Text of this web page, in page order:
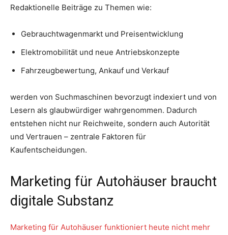
Redaktionelle Beiträge zu Themen wie:
Gebrauchtwagenmarkt und Preisentwicklung
Elektromobilität und neue Antriebskonzepte
Fahrzeugbewertung, Ankauf und Verkauf
werden von Suchmaschinen bevorzugt indexiert und von
Lesern als glaubwürdiger wahrgenommen. Dadurch
entstehen nicht nur Reichweite, sondern auch Autorität
und Vertrauen – zentrale Faktoren für
Kaufentscheidungen.
Marketing für Autohäuser braucht
digitale Substanz
Marketing für Autohäuser funktioniert heute nicht mehr